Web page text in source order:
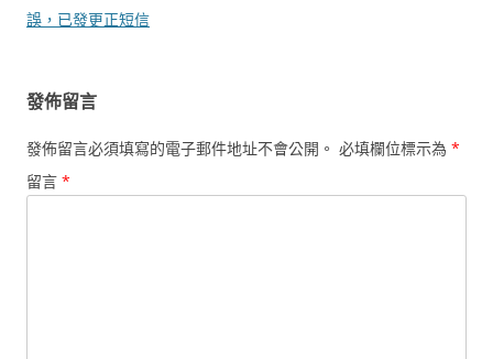
覽
誤，已發更正短信
發佈留言
發佈留言必須填寫的電子郵件地址不會公開。 必填欄位標示為 *
留言 *